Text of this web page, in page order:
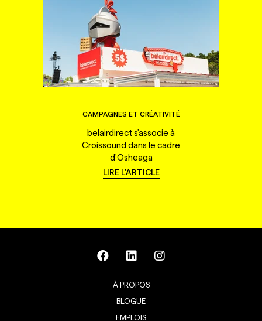
CAMPAGNES ET CRÉATIVITÉ
belairdirect s'associe à
Croissound dans le cadre
d'Osheaga
LIRE L'ARTICLE
À PROPOS
BLOGUE
EMPLOIS